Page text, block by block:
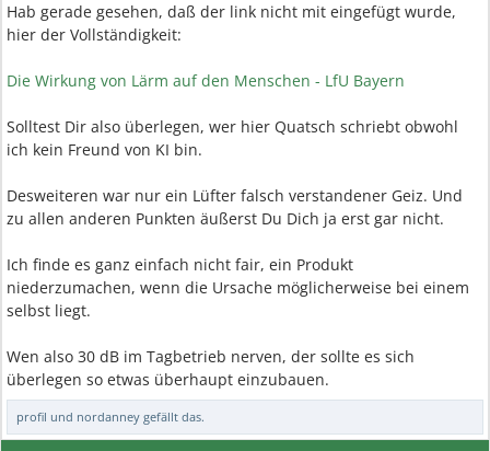
Hab gerade gesehen, daß der link nicht mit eingefügt wurde,
hier der Vollständigkeit:
Die Wirkung von Lärm auf den Menschen - LfU Bayern
Solltest Dir also überlegen, wer hier Quatsch schriebt obwohl
ich kein Freund von KI bin.
Desweiteren war nur ein Lüfter falsch verstandener Geiz. Und
zu allen anderen Punkten äußerst Du Dich ja erst gar nicht.
Ich finde es ganz einfach nicht fair, ein Produkt
niederzumachen, wenn die Ursache möglicherweise bei einem
selbst liegt.
Wen also 30 dB im Tagbetrieb nerven, der sollte es sich
überlegen so etwas überhaupt einzubauen.
profil und nordanney gefällt das.